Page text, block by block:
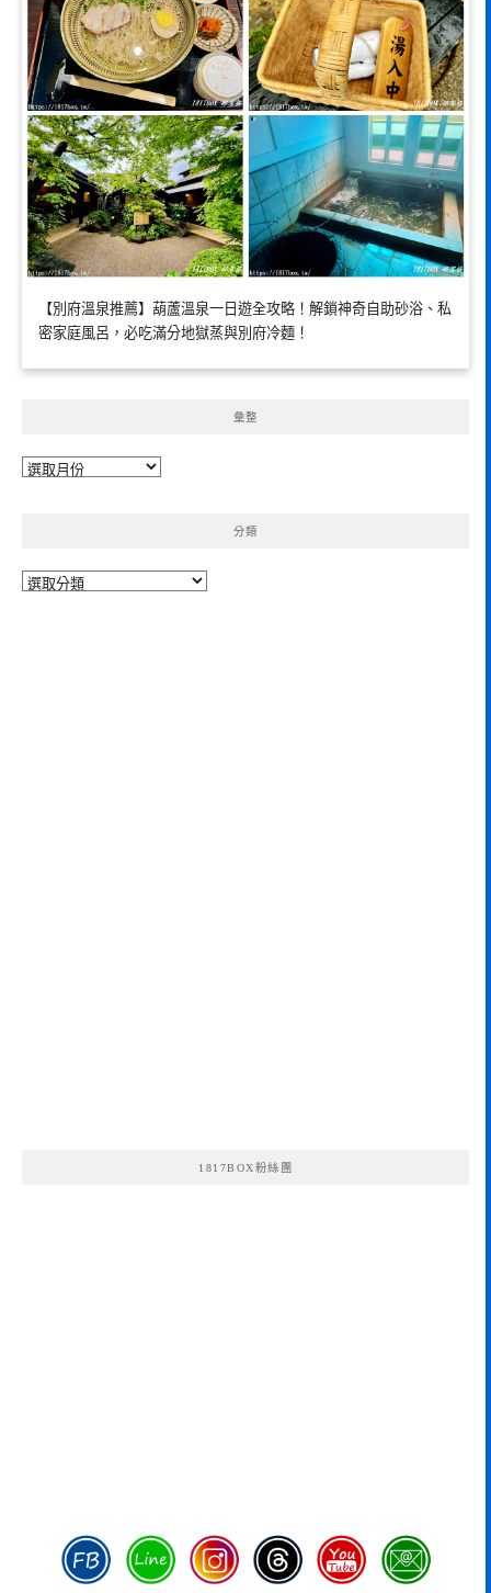
【別府溫泉推薦】葫蘆溫泉一日遊全攻略！解鎖神奇自助砂浴、私
密家庭風呂，必吃滿分地獄蒸與別府冷麵！
彙整
彙
分類
分
1817BOX粉絲團